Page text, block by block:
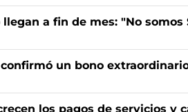
a fin de mes: "No somos
un bono
los pagos de servicios y